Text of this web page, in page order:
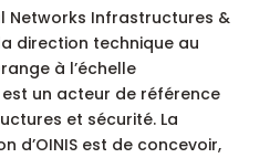
Networks Infrastructures &
direction technique au
à l’échelle
est un acteur de référence
et sécurité. La
d’OINIS est de concevoir,